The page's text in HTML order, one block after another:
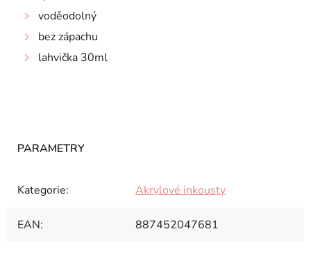
voděodolný
bez zápachu
lahvička 30ml
Kategorie: Akrylové inkousty
EAN: 887452047681